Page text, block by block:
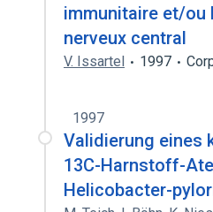
immunitaire et/ou
nerveux central
V. Issartel 1997
1997
Validierung eines
13C-Harnstoff-
Helicobacter-